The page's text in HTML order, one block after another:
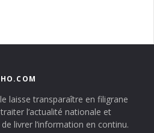
laisse transparaître en filigrane
l’actualité nationale et
livrer l’information en continu.